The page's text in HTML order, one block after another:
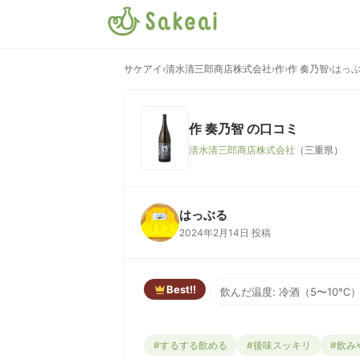
サケアイ ›清水清三郎商店株式会社›作›作 奏乃智›はっ
作 奏乃智 の口コミ
清水清三郎商店株式会社 （三重県）
はっぶる
2024年2月14日 投稿
Best!! 飲んだ温度: 冷酒（5〜10℃）
#するする飲める #後味スッキリ #飲み